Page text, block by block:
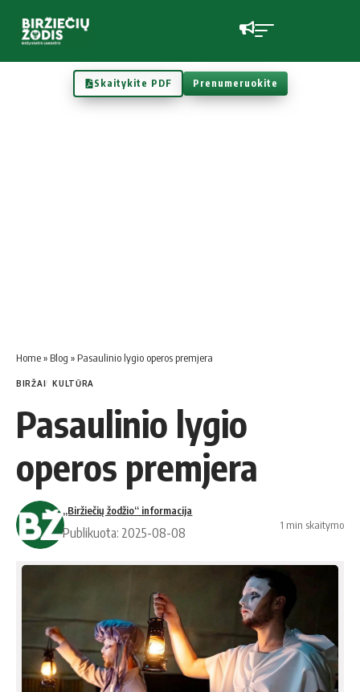
Skaitykite PDF Prenumeruokite
Home» Blog » Pasaulinio lygio operos premjera
BIRŽAI KULTŪRA
Pasaulinio lygio
operos premjera
„Biržiečių žodžio“ informacija
Publikuota: 2025-08-08
1 min skaitymo